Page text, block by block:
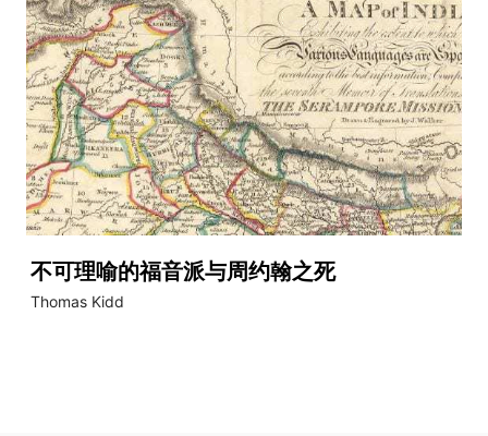
不可理喻的福音派与周约翰之死
Thomas Kidd